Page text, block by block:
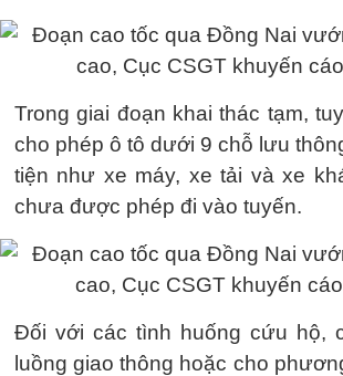
Trong giai đoạn khai thác tạm,
cho phép ô tô dưới 9 chỗ lưu
tiện như xe máy, xe tải và xe
chưa được phép đi vào tuyến.
Đối với các tình huống cứu hộ,
luồng giao thông hoặc cho